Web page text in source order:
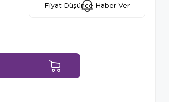
Fiyat Düşünce Haber Ver